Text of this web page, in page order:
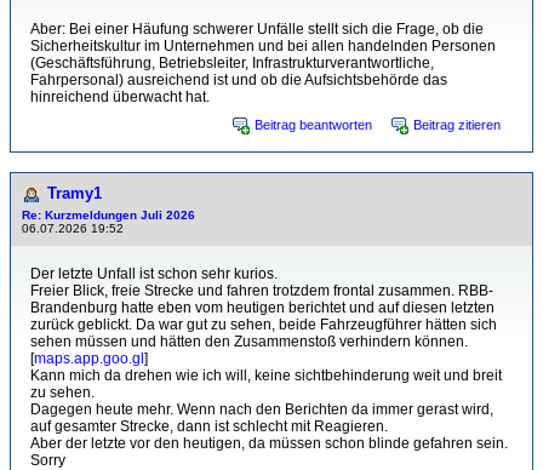
Aber: Bei einer Häufung schwerer Unfälle stellt sich die Frage, ob die
Sicherheitskultur im Unternehmen und bei allen handelnden Personen
(Geschäftsführung, Betriebsleiter, Infrastrukturverantwortliche,
Fahrpersonal) ausreichend ist und ob die Aufsichtsbehörde das
hinreichend überwacht hat.
Beitrag beantworten Beitrag zitieren
Tramy1
Re: Kurzmeldungen Juli 2026
06.07.2026 19:52
Der letzte Unfall ist schon sehr kurios.
Freier Blick, freie Strecke und fahren trotzdem frontal zusammen. RBB-
Brandenburg hatte eben vom heutigen berichtet und auf diesen letzten
zurück geblickt. Da war gut zu sehen, beide Fahrzeugführer hätten sich
sehen müssen und hätten den Zusammenstoß verhindern können.
[maps.app.goo.gl]
Kann mich da drehen wie ich will, keine sichtbehinderung weit und breit
zu sehen.
Dagegen heute mehr. Wenn nach den Berichten da immer gerast wird,
auf gesamter Strecke, dann ist schlecht mit Reagieren.
Aber der letzte vor den heutigen, da müssen schon blinde gefahren sein.
Sorry